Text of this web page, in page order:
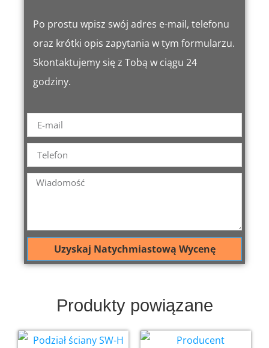
Po prostu wpisz swój adres e-mail, telefonu
oraz krótki opis zapytania w tym formularzu.
Skontaktujemy się z Tobą w ciągu 24
godziny.
Uzyskaj Natychmiastową Wycenę
Produkty powiązane